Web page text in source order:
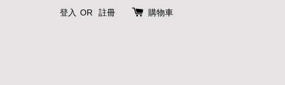
登入 OR 註冊 購物車